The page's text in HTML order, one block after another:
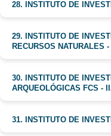
28. INSTITUTO DE
29. INSTITUTO DE
RECURSOS NATURALES -
30. INSTITUTO DE
ARQUEOLÓGICAS FCS -
31. INSTITUTO DE